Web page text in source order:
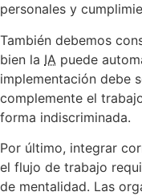
personales y
También debemos
bien la IA puede
implementación debe
complemente el
forma indiscriminada.
Por último, integrar
el flujo de trabajo
de mentalidad. Las